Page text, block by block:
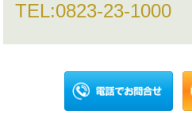
TEL:0823-23-1000